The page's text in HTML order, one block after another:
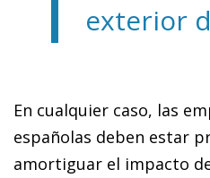
exterior
En cualquier caso, las
españolas deben estar
amortiguar el impacto